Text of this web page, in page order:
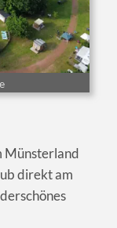
Münsterland
direkt am